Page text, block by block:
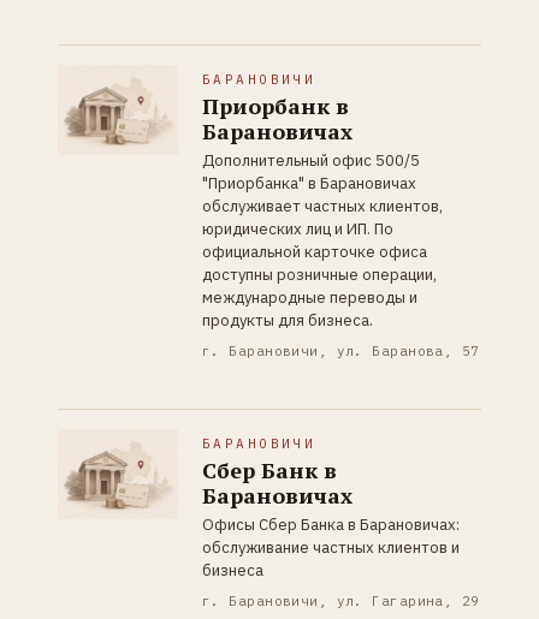
БАРАНОВИЧИ
Приорбанк в
Барановичах
Дополнительный офис 500/5
"Приорбанка" в Барановичах
обслуживает частных клиентов,
юридических лиц и ИП. По
официальной карточке офиса
доступны розничные операции,
международные переводы и
продукты для бизнеса.
г. Барановичи, ул. Баранова, 57
БАРАНОВИЧИ
Сбер Банк в
Барановичах
Офисы Сбер Банка в Барановичах:
обслуживание частных клиентов и
бизнеса
г. Барановичи, ул. Гагарина, 29